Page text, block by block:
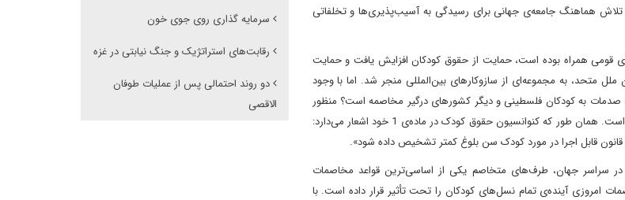
تلاش هماهنگ جامعه‌ی جهانی برای رسیدگی به آسیب‌پذیری‌ها و تخلفاتی
قومی همراه بوده است، حمایت از حقوق کودکان افزایش یافت و حمایت
متحد، به مجموعه‌ای از سازوکارهای بین‌المللی منجر شد. اما با وجود
صدمات به کودکان فلسطینی و دیگر کشورهای درگیر مخاصمه است؟ منظور
از کودک به استناد اکثر اسناد حقوق بشری، شخصی است که به سن 18 سالگی نرسیده است. همان طور که کنوانسیون حقوق کودک در ماده‌ی 1 خود اشعار می‌دارد:
سراسر جهان، طرف‌‌های متخاصم یکی از اساسی‌ترین قواعد مخاصمات
امروزی آینده‌ی تمام نسل‌‌های کودکان را تحت تأثیر قرار داده است. با
سرمایه گذاری روی جوی خون
رقابت‌های استراتژیک و جنگ نیابتی در غزه
دو روند احتمالی پس از عملیات طوفان
الاقصی